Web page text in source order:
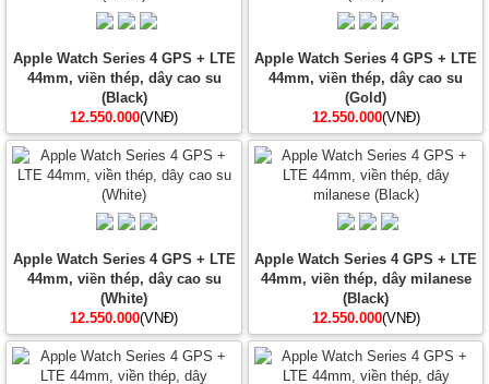
Apple Watch Series 4 GPS + LTE
44mm, viền thép, dây cao su
(Black)
12.550.000(VNĐ)
Apple Watch Series 4 GPS + LTE
44mm, viền thép, dây cao su
(Gold)
12.550.000(VNĐ)
Apple Watch Series 4 GPS + LTE
44mm, viền thép, dây cao su
(White)
12.550.000(VNĐ)
Apple Watch Series 4 GPS + LTE
44mm, viền thép, dây milanese
(Black)
12.550.000(VNĐ)